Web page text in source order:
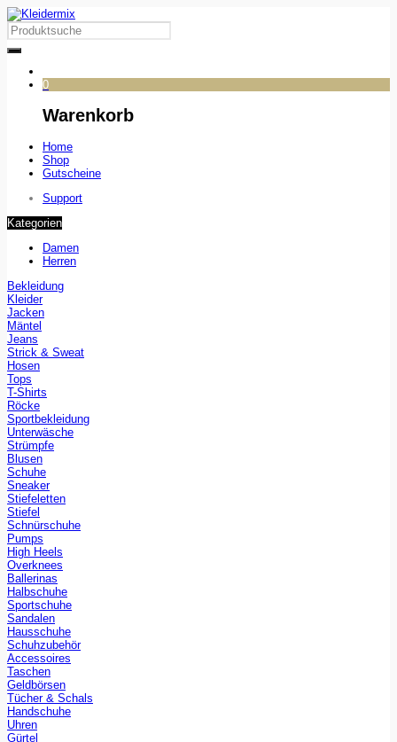
0
Warenkorb
Home
Shop
Gutscheine
Support
Kategorien
Damen
Herren
Bekleidung
Kleider
Jacken
Mäntel
Jeans
Strick & Sweat
Hosen
Tops
T-Shirts
Röcke
Sportbekleidung
Unterwäsche
Strümpfe
Blusen
Schuhe
Sneaker
Stiefeletten
Stiefel
Schnürschuhe
Pumps
High Heels
Overknees
Ballerinas
Halbschuhe
Sportschuhe
Sandalen
Hausschuhe
Schuhzubehör
Accessoires
Taschen
Geldbörsen
Tücher & Schals
Handschuhe
Uhren
Gürtel